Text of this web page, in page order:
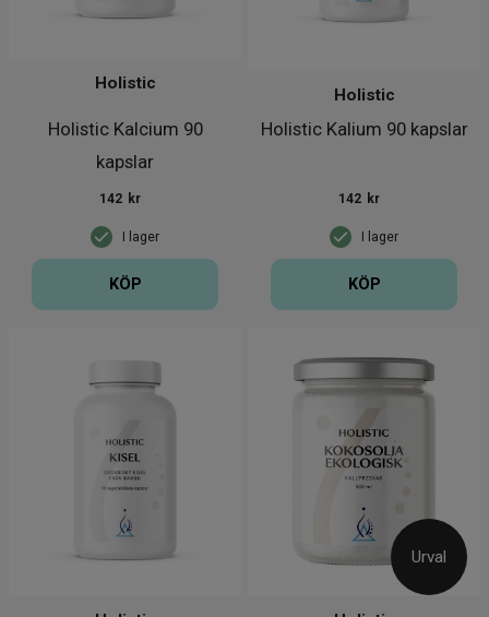
Urval
Holistic Kalcium 90
kapslar
Holistic
I lager
142 kr
KÖP
Holistic Kalium 90 kapslar
Holistic
I lager
142 kr
KÖP